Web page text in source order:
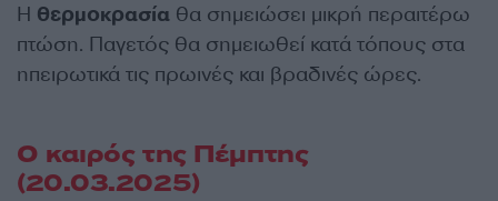
Η θερμοκρασία θα σημειώσει μικρή περαιτέρω
πτώση. Παγετός θα σημειωθεί κατά τόπους στα
ηπειρωτικά τις πρωινές και βραδινές ώρες.
Ο καιρός της Πέμπτης
(20.03.2025)